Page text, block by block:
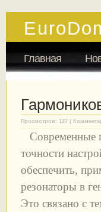
Главная
Просмотров: 127 |
Современные
точности
обеспечить,
резонаторы в
Это связано с